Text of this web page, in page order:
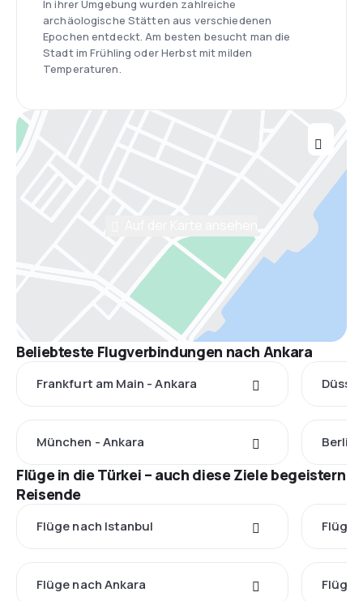
In ihrer Umgebung wurden zahlreiche
archäologische Stätten aus verschiedenen
Epochen entdeckt. Am besten besucht man die
Stadt im Frühling oder Herbst mit milden
Temperaturen.
Beliebteste Flugverbindungen nach Ankara
Frankfurt am Main - Ankara
München - Ankara Berlin
Flüge in die Türkei – auch diese Ziele begeistern
Reisende
Flüge nach Istanbul Flüge
Flüge nach Ankara Flüge